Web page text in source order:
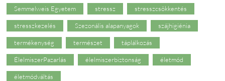
Semmelweis Egyetem stressz stresszcsökkentés
stresszkezelés Szezonális alapanyagok szájhigiénia
termékenység természet táplálkozás
ÉlelmiszerPazarlás élelmiszerbiztonság életmód
életmódváltás